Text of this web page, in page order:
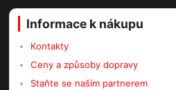
Informace k nákupu
Kontakty
Ceny a způsoby dopravy
Staňte se naším partnerem